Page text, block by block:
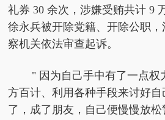
礼券 30 余次，涉嫌受贿共计 9
徐永兵被开除党籍、开除公职
察机关依法审查起诉。
" 因为自己手中有了一点权
方百计、利用各种手段来讨好
了，成了朋友，自己便慢慢放